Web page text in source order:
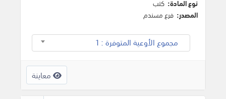
نوع المادة: كتب
المصدر: فرع مسندم
مجموع الأوعية المتوفرة : 1
معاينة